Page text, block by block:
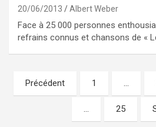
20/06/2013 Albert Weber
Face à 25 000 personnes
refrains connus et chansons de «
Pagination
des
publications
Précédent 1 …
… 25